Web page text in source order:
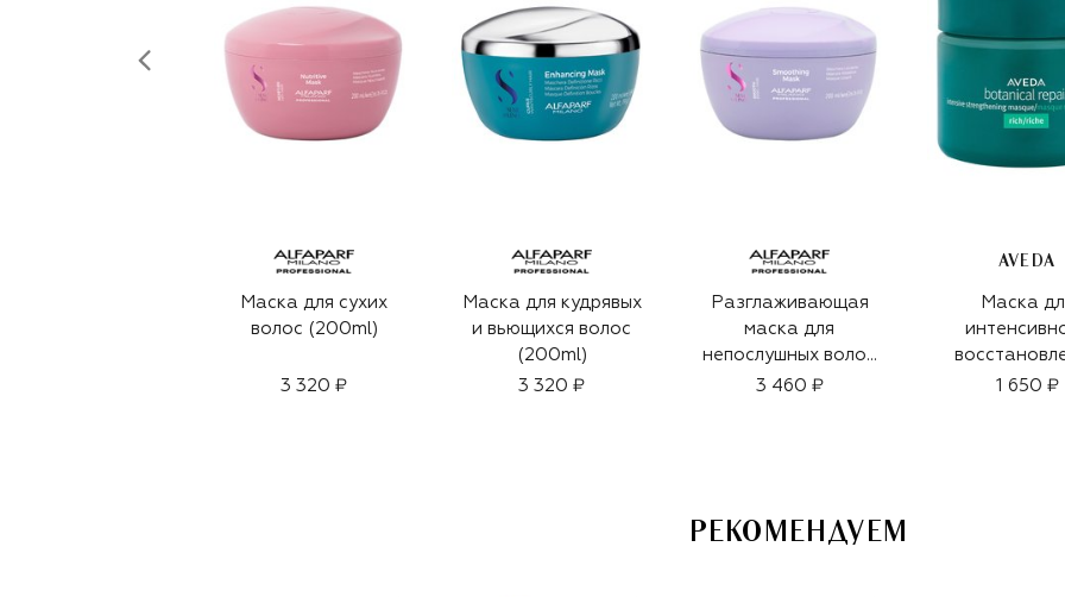
Маска для сухих
волос (200ml)
3 320 ₽
Маска для кудрявых
и вьющихся волос
(200ml)
3 320 ₽
Разглаживающая
маска для
непослушных волос
(200ml)
3 460 ₽
AVEDA
Маска
структуры
1 650 ₽
РЕКОМЕНДУЕМ